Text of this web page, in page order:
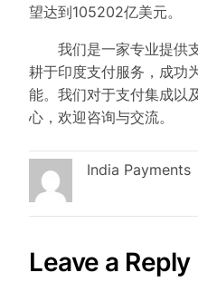
望达到105202亿美元。
我们是一家专业提供支
耕于印度支付服务，成功
能。我们对于支付集成以
心，欢迎咨询与交流。
India Payments
Leave a Reply